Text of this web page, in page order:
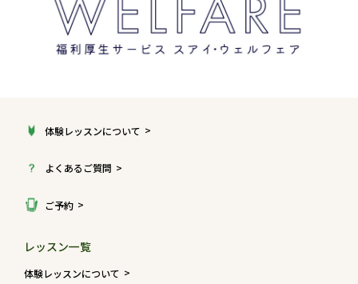
体験レッスンについて
よくあるご質問
ご予約
レッスン一覧
体験レッスンについて